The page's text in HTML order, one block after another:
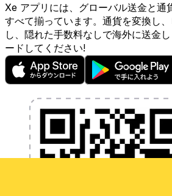
Xe アプリには、グローバル送金と通
すべて揃っています。通貨を変換し
し、隠れた手数料なしで海外に送金
ードしてください!